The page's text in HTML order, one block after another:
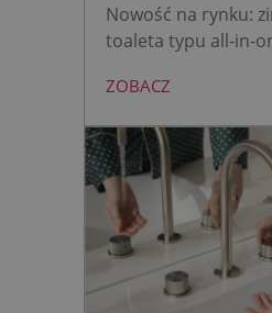
Nowość na rynku:
toaleta typu all-in-
montażu stelaża
Zyskujesz do 20
łazience i o 15%
spłukiwanie dzięki
opartej na efekcie
Idealne
remontów bez kucia
ZOBACZ